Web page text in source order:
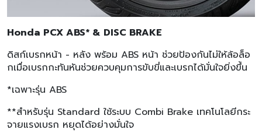
Honda PCX ABS* & DISC BRAKE
ดิสก์เบรกหน้า - หลัง พร้อม ABS หน้า ช่วยป้องกันไม่ให้ล้อล็อ
กเมื่อเบรกกะทันหันช่วยควบคุมการขับขี่และเบรกได้มั่นใจยิ่งขึ้น
*เฉพาะรุ่น ABS
**สำหรับรุ่น Standard ใช้ระบบ Combi Brake เทคโนโลยีกระ
จายแรงเบรก หยุดได้อย่างมั่นใจ